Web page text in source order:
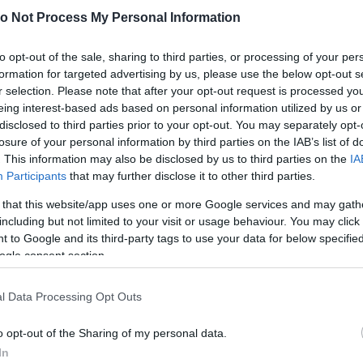
Not Process My Personal Information
opt-out of the sale, sharing to third parties, or processing of your
for targeted advertising by us, please use the below opt-out
selection. Please note that after your opt-out request is processed
interest-based ads based on personal information utilized by us
to third parties prior to your opt-out. You may separately
of your personal information by third parties on the IAB’s list of
This information may also be disclosed by us to third parties on the
Participants that may further disclose it to other third parties.
that this website/app uses one or more Google services and may
but not limited to your visit or usage behaviour. You may
to Google and its third-party tags to use your data for below
consent section.
Data Processing Opt Outs
opt-out of the Sharing of my personal data.
kedd kora délelőttig az északkeleti
- írja a veszélyjelzésében a meteorológiai
1 mm alatt alakul.